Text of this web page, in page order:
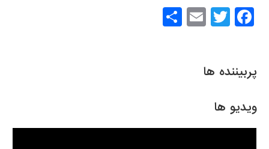
پربیننده ها
ویدیو ها
F
a
e
o
o
T
wi
er
E
m